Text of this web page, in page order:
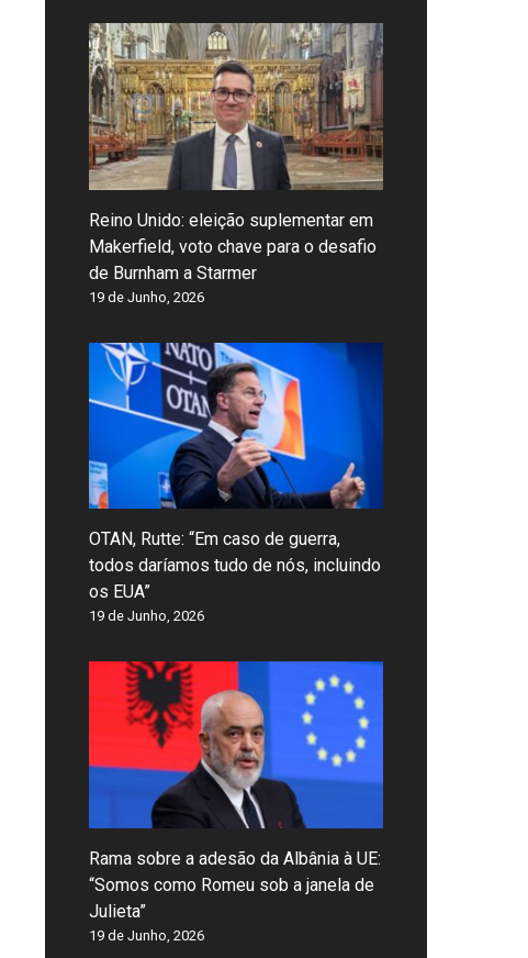
Reino Unido: eleição suplementar em
Makerfield, voto chave para o desafio
de Burnham a Starmer
19 de Junho, 2026
OTAN, Rutte: “Em caso de guerra,
todos daríamos tudo de nós, incluindo
os EUA”
19 de Junho, 2026
Rama sobre a adesão da Albânia à UE:
“Somos como Romeu sob a janela de
Julieta”
19 de Junho, 2026